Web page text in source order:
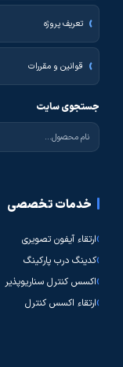
تعریف پروژه
قوانین و مقررات
جستجوی سایت
خدمات تخصصی
ارتقاء آیفون تصویری
کدینگ درب پارکینگ
اکسس کنترل سناریوپذیر
ارتقاء اکسس کنترل